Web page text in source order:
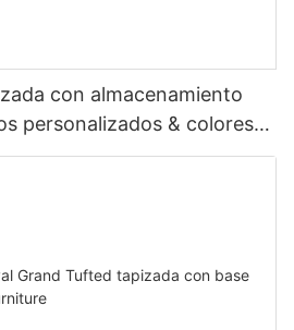
con almacenamiento
personalizados & colores
JLH